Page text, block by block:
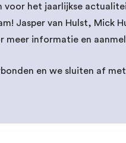
voor het jaarlijkse
Jasper van Hulst, Mick
meer informatie en
en we sluiten af